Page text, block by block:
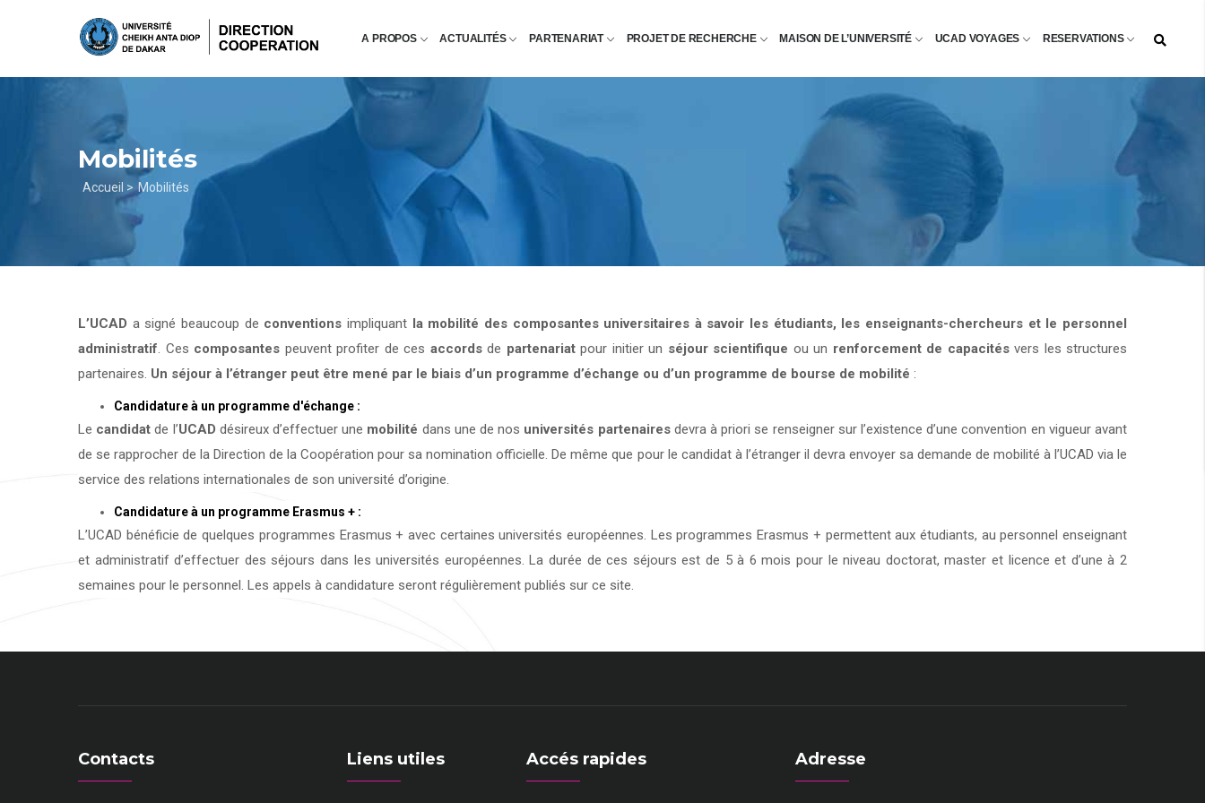
principal
A PROPOS ACTUALITÉS PARTENARIAT PROJET DE RECHERCHE MAISON DE L’UNIVERSITÉ UCAD VOYAGES RESERVATIONS
Mobilités
Fil
d'Ariane
Accueil > Mobilités
L’UCAD a signé beaucoup de conventions impliquant la mobilité des composantes universitaires à savoir les étudiants, les enseignants-chercheurs et le personnel
administratif. Ces composantes peuvent profiter de ces accordsde partenariatpour initier un séjour scientifique ou un renforcement de capacitésvers les structures
partenaires. Un séjour à l’étranger peut être mené par le biais d’un programme d’échange ou d’un programme de bourse de mobilité :
Candidature à un programme d'échange :
Le candidat de l’UCAD désireux d’effectuer une mobilité dans une de nos universités partenairesdevra à priori se renseigner sur l’existence d’une convention en vigueur avant
de se rapprocher de la Direction de la Coopération pour sa nomination officielle. De même que pour le candidat à l’étranger il devra envoyer sa demande de mobilité à l’UCAD via le
service des relations internationales de son université d’origine.
Candidature à un programme Erasmus + :
L’UCAD bénéficie de quelques programmes Erasmus + avec certaines universités européennes. Les programmes Erasmus + permettent aux étudiants, au personnel enseignant
et administratif d’effectuer des séjours dans les universités européennes. La durée de ces séjours est de 5 à 6 mois pour le niveau doctorat, master et licence et d’une à 2
semaines pour le personnel. Les appels à candidature seront régulièrement publiés sur ce site.
Contacts Liens utiles Accés rapides Adresse